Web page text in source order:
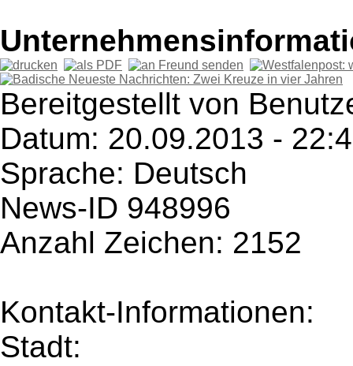
Bereitgestellt von
Datum: 20.09.2013 -
Sprache: Deutsch
News-ID 948996
Anzahl Zeichen: 2152
Kontakt-Informationen:
Stadt: